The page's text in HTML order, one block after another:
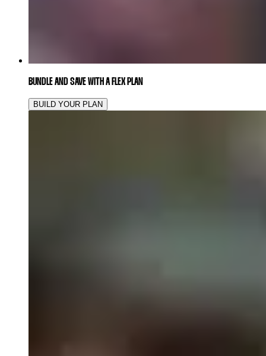
BUNDLE AND SAVE WITH A FLEX PLAN
BUILD YOUR PLAN